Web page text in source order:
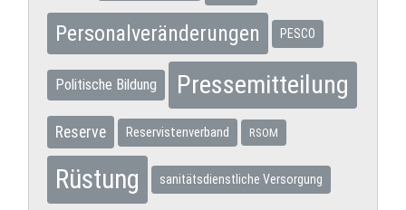
Personalveränderungen PESCO
Politische Bildung Pressemitteilung
Reserve Reservistenverband RSOM
Rüstung sanitätsdienstliche Versorgung